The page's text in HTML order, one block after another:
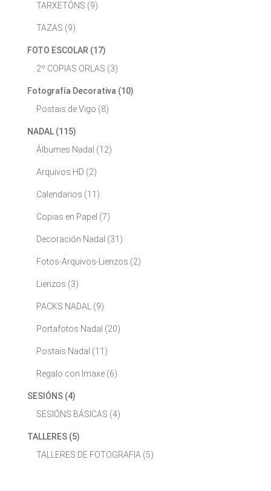
TARXETÓNS (9)
TAZAS (9)
FOTO ESCOLAR (17)
2º COPIAS ORLAS (3)
Fotografía Decorativa (10)
Postais de Vigo (8)
NADAL (115)
Álbumes Nadal (12)
Arquivos HD (2)
Calendarios (11)
Copias en Papel (7)
Decoración Nadal (31)
Fotos-Arquivos-Lienzos (2)
Lienzos (3)
PACKS NADAL (9)
Portafotos Nadal (20)
Postais Nadal (11)
Regalo con Imaxe (6)
SESIÓNS (4)
SESIÓNS BÁSICAS (4)
TALLERES (5)
TALLERES DE FOTOGRAFIA (5)